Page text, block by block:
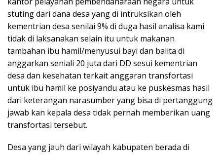
stuting dari dana desa yang di intruksikan oleh
kementrian desa senilai 9% di duga hasil analisa kami
tidak di laksanakan selain itu untuk makanan
tambahan ibu hamil/menyusui bayi dan balita di
anggarkan seniali 20 juta dari DD sesui kementrian
desa dan kesehatan terkait anggaran transfortasi
untuk ibu hamil ke posiyandu atau ke puskesmas hasil
dari keterangan narasumber yang bisa di pertanggung
jawab kan kepala desa tidak pernah memberikan uang
transfortasi tersebut.
Desa yang jauh dari wilayah kabupaten berada di